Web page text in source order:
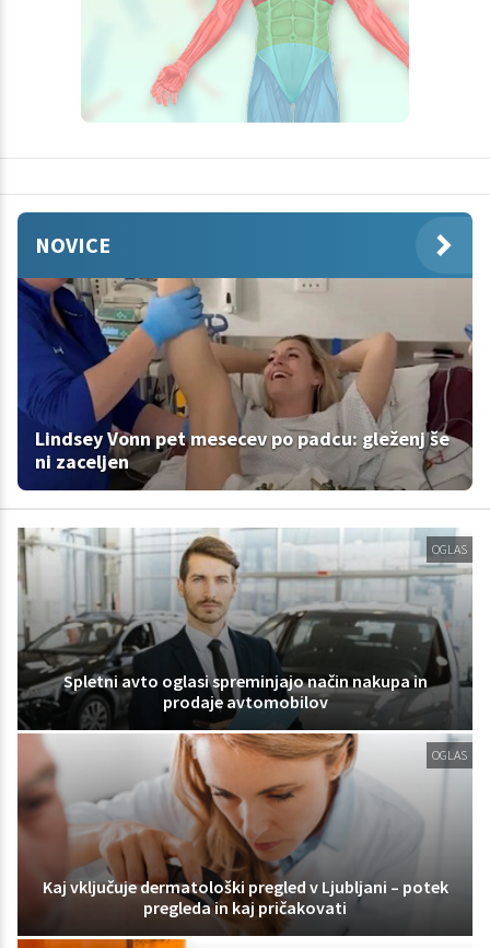
NOVICE
Lindsey Vonn pet mesecev po padcu: gleženj še
ni zaceljen
OGLAS
Spletni avto oglasi spreminjajo način nakupa in
prodaje avtomobilov
OGLAS
Kaj vključuje dermatološki pregled v Ljubljani – potek
pregleda in kaj pričakovati